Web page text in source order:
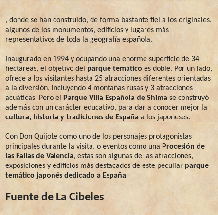
, donde se han construido, de forma bastante fiel a los originales,
algunos de los monumentos, edificios y lugares más
representativos de toda la geografía española.
Inaugurado en 1994 y ocupando una enorme superficie de 34
hectáreas, el objetivo del parque temático es doble. Por un lado,
ofrece a los visitantes hasta 25 atracciones diferentes orientadas
a la diversión, incluyendo 4 montañas rusas y 3 atracciones
acuáticas. Pero el
Parque Villa Española de Shima se construyó
además con un carácter educativo, para dar a conocer mejor la
cultura, historia y tradiciones de España a los japoneses.
Con Don Quijote como uno de los personajes protagonistas
principales durante la visita, o eventos como una Procesión de
las Fallas de Valencia, estas son algunas de las atracciones,
exposiciones y edificios más destacados de este peculiar parque
temático japonés dedicado a España:
Fuente de La Cibeles